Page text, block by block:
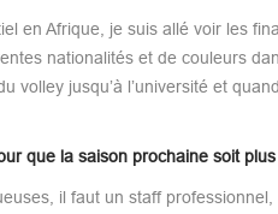
en Afrique, je suis allé voir les
nationalités et de couleurs
volley jusqu’à l’université et
que la saison prochaine soit
il faut un staff